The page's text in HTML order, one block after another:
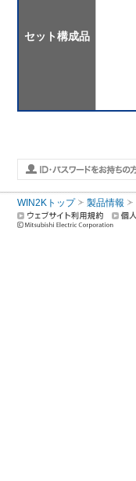
セット構成品
WIN2Kトップ 製品情報